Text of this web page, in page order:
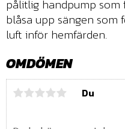
pålitlig handpump
blåsa upp sängen
luft inför hemfärden.
OMDÖMEN
Du